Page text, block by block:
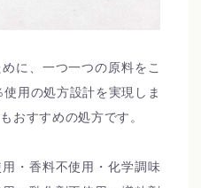
に、一つ一つの原料をこ
用の処方設計を実現しま
おすすめの処方です。
・香料不使用・化学調味